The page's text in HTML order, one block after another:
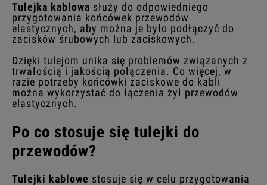
Tulejka kablowa służy do odpowiedniego
przygotowania końcówek przewodów
elastycznych, aby można je było podłączyć do
zacisków śrubowych lub zaciskowych.
Dzięki tulejom unika się problemów związanych z
trwałością i jakością połączenia. Co więcej, w
razie potrzeby końcówki zaciskowe do kabli
można wykorzystać do łączenia żył przewodów
elastycznych.
Po co stosuje się tulejki do
przewodów?
Tulejki kablowe stosuje się w celu przygotowania